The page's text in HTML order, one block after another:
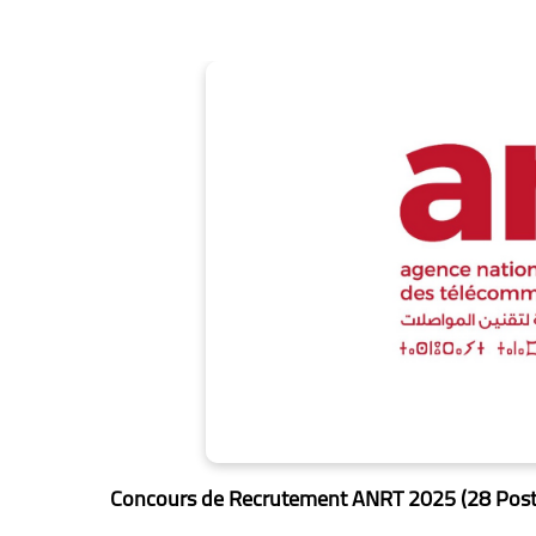
Concours de Recrutement ANRT 2025 (28